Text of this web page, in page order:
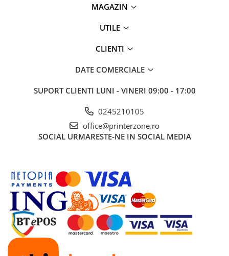
Accesorii Printing
PC Office
Workstation
All-in-One PC
Mini PC
Monitoare
Monitoare LED
Accesorii monitoare
MAGAZIN
UTILE
CLIENTI
DATE COMERCIALE
SUPORT CLIENTI LUNI - VINERI 09:00 - 17:00
0245210105
office@printerzone.ro
SOCIAL URMARESTE-NE IN SOCIAL MEDIA